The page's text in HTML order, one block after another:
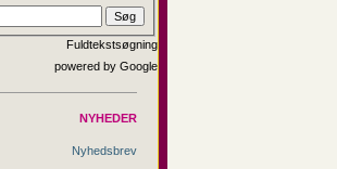
Fuldtekstsøgning
NYHEDER
Nyhedsbrev